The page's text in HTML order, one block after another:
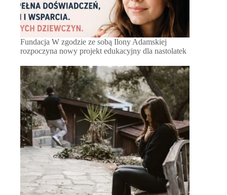
Fundacja W zgodzie ze sobą Ilony Adamskiej
rozpoczyna nowy projekt edukacyjny dla nastolatek